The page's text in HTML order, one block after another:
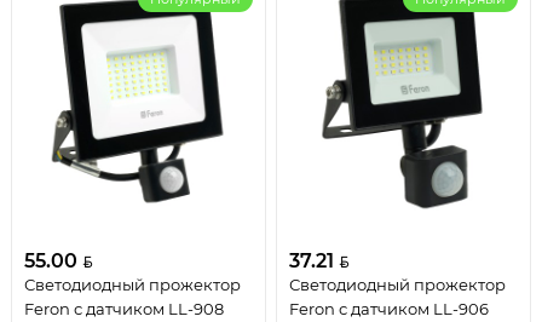
55.00
Светодиодный прожектор
Feron с датчиком LL-908
37.21
Светодиодный прожектор
Feron с датчиком LL-906